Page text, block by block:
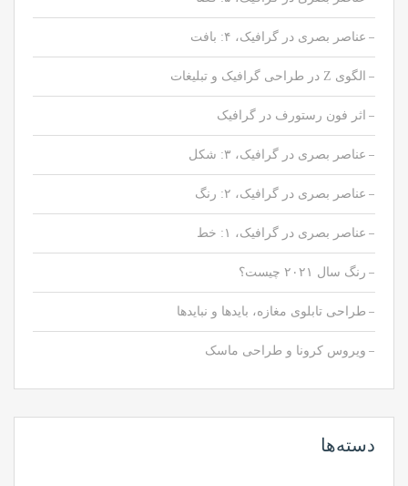
عناصر بصری در گرافیک، ۴: بافت
الگوی Z در طراحی گرافیک و تبلیغات
اثر فون رستورف در گرافیک
عناصر بصری در گرافیک، ۳: شکل
عناصر بصری در گرافیک، ۲: رنگ
عناصر بصری در گرافیک، ۱: خط
رنگ سال ۲۰۲۱ چیست؟
طراحی تابلوی مغازه، بایدها و نبایدها
ویروس کرونا و طراحی ماسک
دسته‌ها